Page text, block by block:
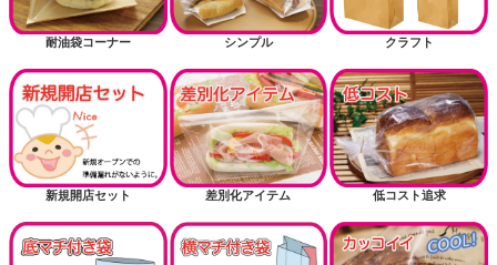
耐油袋コーナー シンプル クラフト
新規開店セット 差別化アイテム 低コスト追求